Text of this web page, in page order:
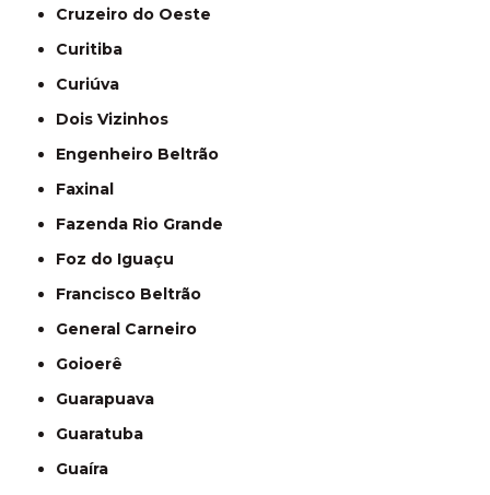
Cruzeiro do Oeste
Curitiba
Curiúva
Dois Vizinhos
Engenheiro Beltrão
Faxinal
Fazenda Rio Grande
Foz do Iguaçu
Francisco Beltrão
General Carneiro
Goioerê
Guarapuava
Guaratuba
Guaíra